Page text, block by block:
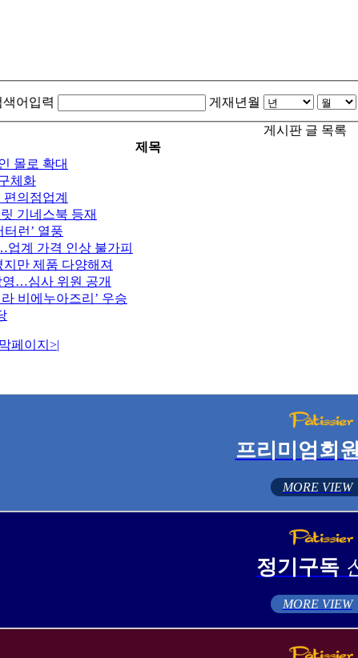
색어입력 게재년월
게시판 글 목록
제목
몰로 확대
체화
의점업계
기네스북 등재
터런’ 열풍
계 가격 인상 불가피
만 제품 다양해져
영…심사 위원 공개
비에누아즈리’ 우승
페이지 >|
프리미엄회원
MORE VIEW
정기구독
MORE VIEW